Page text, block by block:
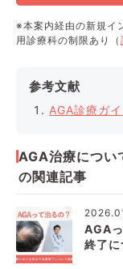
※本案内経由の新規イ
用診療科の制限あり（
参考文献
AGA診療ガ
AGA治療につい
の関連記事
AGA
終了